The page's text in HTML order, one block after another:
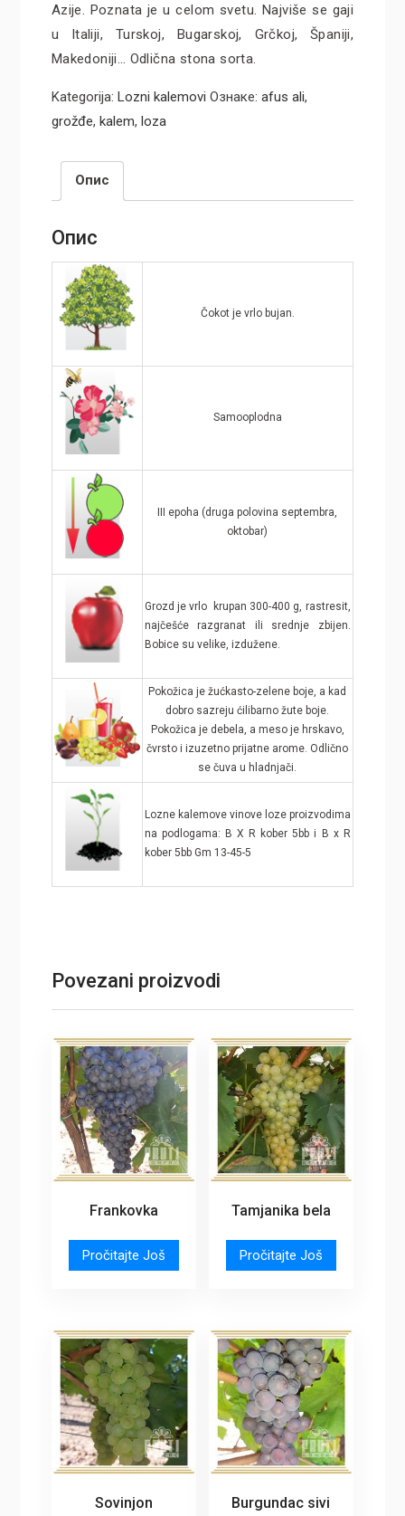
Azije. Poznata je u celom svetu. Najviše se gaji
u Italiji, Turskoj, Bugarskoj, Grčkoj, Španiji,
Makedoniji… Odlična stona sorta.
Kategorija: Lozni kalemovi Ознаке: afus ali,
grožđe, kalem, loza
Опис
Опис
Čokot je vrlo bujan.
Samooplodna
III epoha (druga polovina septembra,
oktobar)
Grozd je vrlo krupan 300-400 g, rastresit,
najčešće razgranat ili srednje zbijen.
Bobice su velike, izdužene.
Pokožica je žućkasto-zelene boje, a kad
dobro sazreju ćilibarno žute boje.
Pokožica je debela, a meso je hrskavo,
čvrsto i izuzetno prijatne arome. Odlično
se čuva u hladnjači.
Lozne kalemove vinove loze proizvodima
na podlogama: B X R kober 5bb i B x R
kober 5bb Gm 13-45-5
Povezani proizvodi
Frankovka
Pročitajte Još
Tamjanika bela
Pročitajte Još
Sovinjon Burgundac sivi